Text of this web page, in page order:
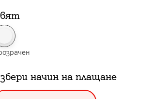
начин на плащане